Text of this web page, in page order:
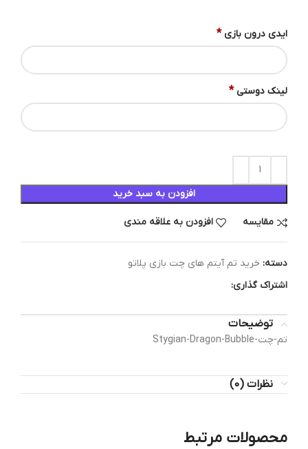
ایدی درون بازی *
لینک دوستی *
افزودن به سبد خرید
مقایسه افزودن به علاقه مندی
دسته: خرید تم آیتم های چت بازی پلاتو
اشتراک گذاری:
توضیحات
تم-چت-Stygian-Dragon-Bubble
نظرات (0)
محصولات مرتبط